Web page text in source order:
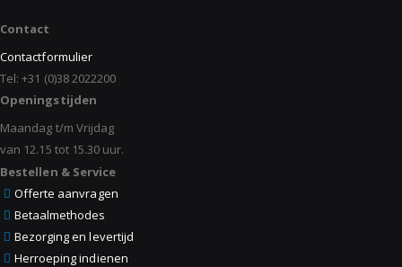
Contact
Contactformulier
Tel: +31 (0)38 2022200
Openingstijden
Maandag t/m Vrijdag
van 12.15 tot 15.30 uur.
Bestellen & Service
Offerte aanvragen
Betaalmethodes
Bezorging en levertijd
Herroeping indienen